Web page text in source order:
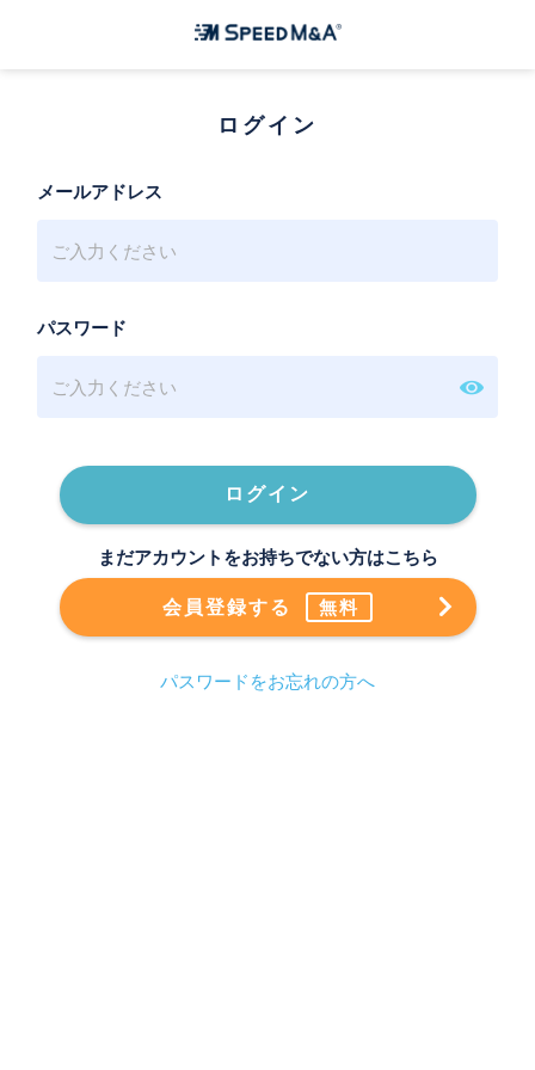
ログイン
メールアドレス
パスワード
ログイン
まだアカウントをお持ちでない方はこちら
会員登録する 無料
パスワードをお忘れの方へ